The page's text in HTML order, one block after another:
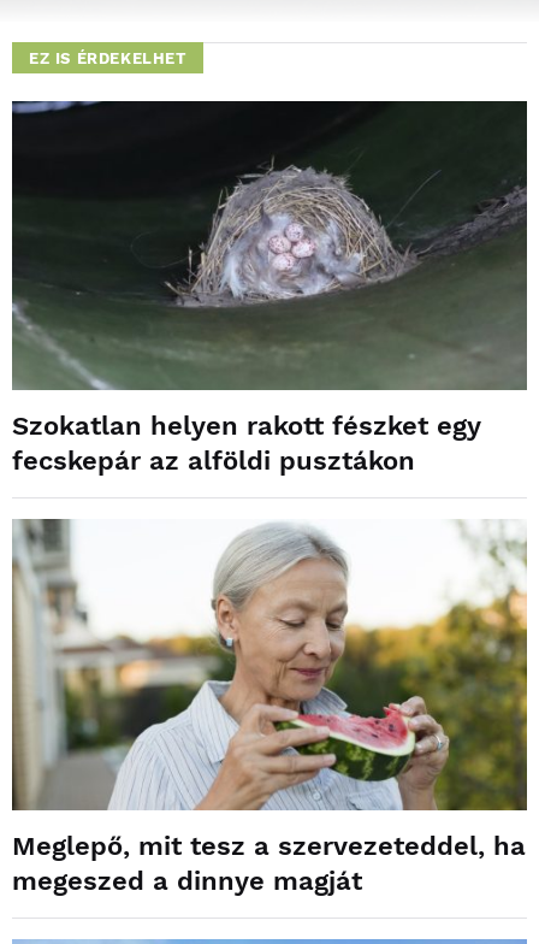
EZ IS ÉRDEKELHET
Szokatlan helyen rakott fészket egy
fecskepár az alföldi pusztákon
Meglepő, mit tesz a szervezeteddel, ha
megeszed a dinnye magját